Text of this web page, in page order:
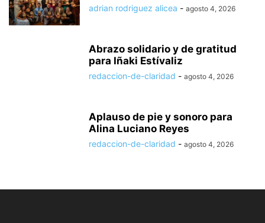
adrian rodriguez alicea - agosto 4, 2026
Abrazo solidario y de gratitud
para Iñaki Estívaliz
redaccion-de-claridad - agosto 4, 2026
Aplauso de pie y sonoro para
Alina Luciano Reyes
redaccion-de-claridad - agosto 4, 2026